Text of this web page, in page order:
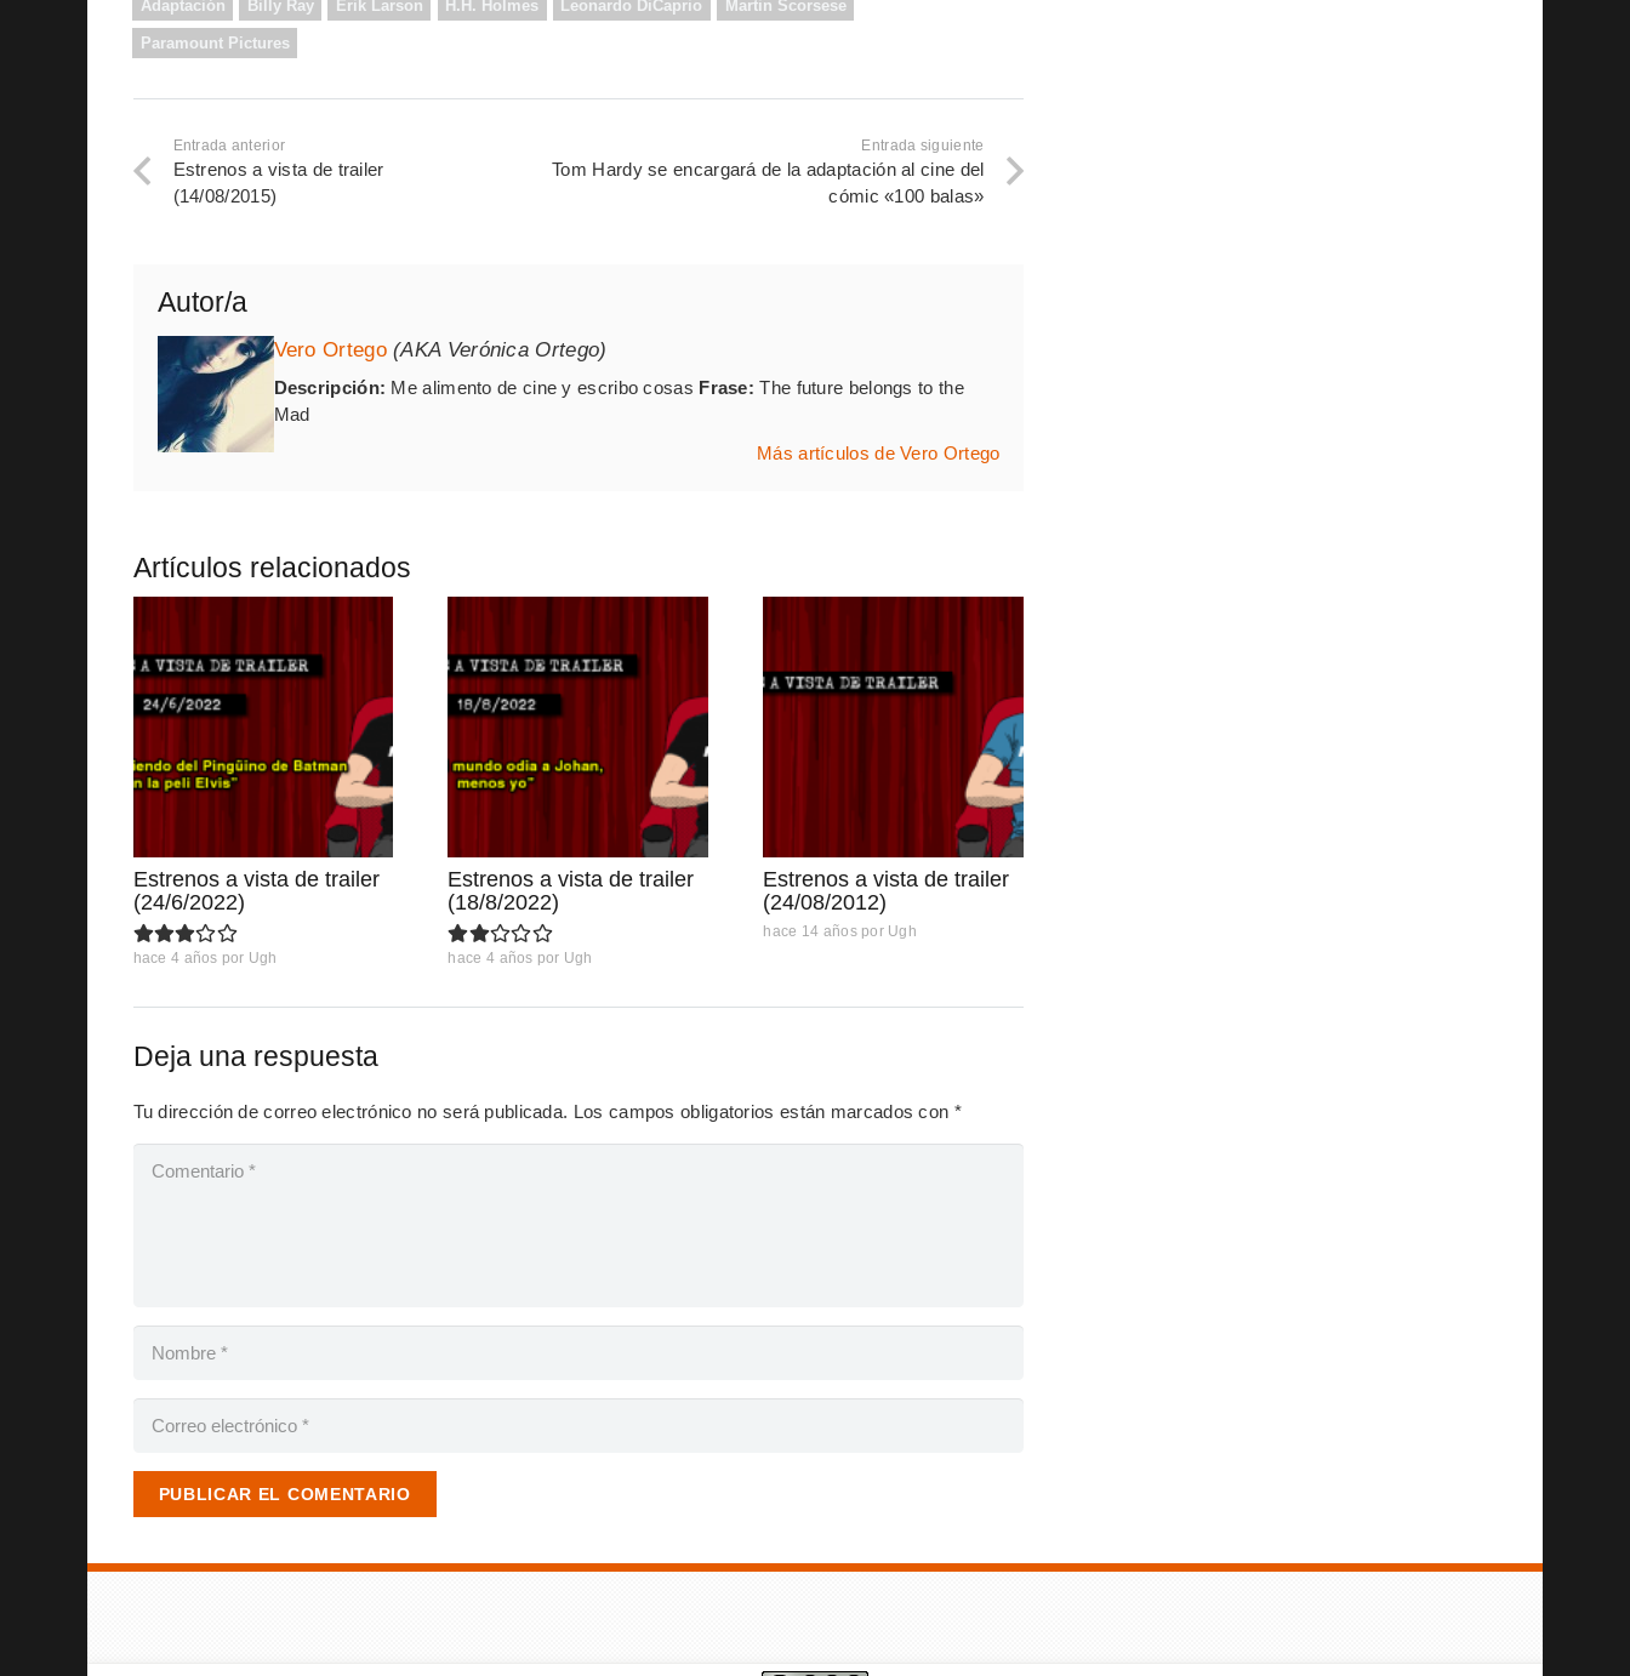
Adaptación Billy Ray Erik Larson H.H. Holmes Leonardo DiCaprio Martin Scorsese
Paramount Pictures
Entrada anterior
Estrenos a vista de trailer
(14/08/2015)
Entrada siguiente
Tom Hardy se encargará de la adaptación al cine del
cómic «100 balas»
Autor/a
Vero Ortego (AKA Verónica Ortego)
Descripción: Me alimento de cine y escribo cosas Frase: The future belongs to the
Mad
Más artículos de Vero Ortego
Artículos relacionados
Estrenos a vista de trailer
(24/6/2022)
hace 4 años por Ugh
Estrenos a vista de trailer
(18/8/2022)
hace 4 años por Ugh
Estrenos a vista de trailer
(24/08/2012)
hace 14 años por Ugh
Deja una respuesta
Tu dirección de correo electrónico no será publicada. Los campos obligatorios están marcados con *
PUBLICAR EL COMENTARIO